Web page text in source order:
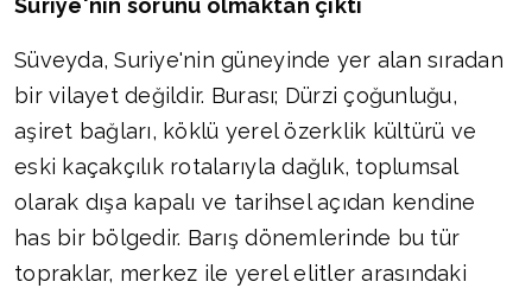
Suriye'nin sorunu olmaktan çıktı
Süveyda, Suriye'nin güneyinde yer alan sıradan
bir vilayet değildir. Burası; Dürzi çoğunluğu,
aşiret bağları, köklü yerel özerklik kültürü ve
eski kaçakçılık rotalarıyla dağlık, toplumsal
olarak dışa kapalı ve tarihsel açıdan kendine
has bir bölgedir. Barış dönemlerinde bu tür
topraklar, merkez ile yerel elitler arasındaki